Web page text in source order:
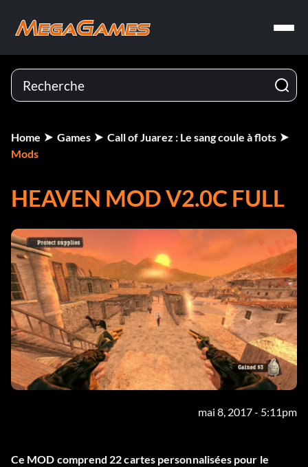
Home Games
Call of Juarez : Le sang coule à flots
Mods
HEAVEN MOD V2.0C FULL
mai 8, 2017 - 5:11pm
Ce MOD comprend 22 cartes personnalisées pour le